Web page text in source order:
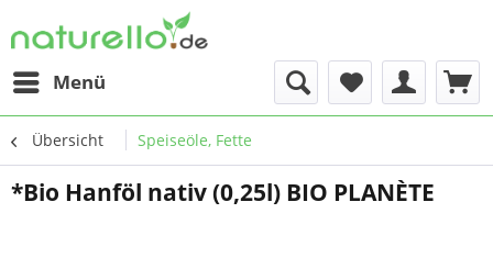
Menü
Übersicht Speiseöle, Fette
*Bio Hanföl nativ (0,25l) BIO PLANÈTE